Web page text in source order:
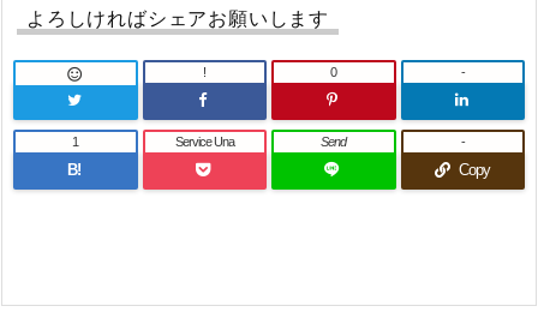
よろしければシェアお願いします
 ! 0 -
B!
1 Service Una Send
Copy
-